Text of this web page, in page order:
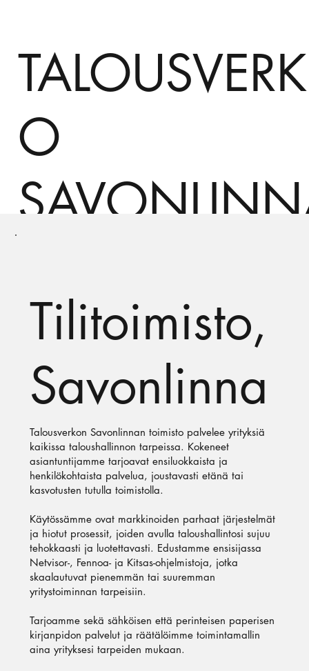
O
Tilitoimisto,
Savonlinna
Talousverkon Savonlinnan toimisto palvelee yrityksiä
kaikissa taloushallinnon tarpeissa. Kokeneet
asiantuntijamme tarjoavat ensiluokkaista ja
henkilökohtaista palvelua, joustavasti etänä tai
kasvotusten tutulla toimistolla.
Käytössämme ovat markkinoiden parhaat järjestelmät
ja hiotut prosessit, joiden avulla taloushallintosi sujuu
tehokkaasti ja luotettavasti. Edustamme ensisijassa
Netvisor-, Fennoa- ja Kitsas-ohjelmistoja, jotka
skaalautuvat pienemmän tai suuremman
yritystoiminnan tarpeisiin.
Tarjoamme sekä sähköisen että perinteisen paperisen
kirjanpidon palvelut ja räätälöimme toimintamallin
aina yrityksesi tarpeiden mukaan.